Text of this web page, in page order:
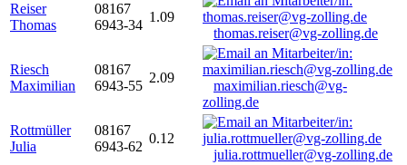
Reiser
Thomas
08167
6943-34
1.09
thomas.reiser@vg-zolling.de
Riesch
Maximilian
08167
6943-55
2.09
maximilian.riesch@vg-
zolling.de
Rottmüller
Julia
08167
6943-62
0.12
julia.rottmueller@vg-zolling.de